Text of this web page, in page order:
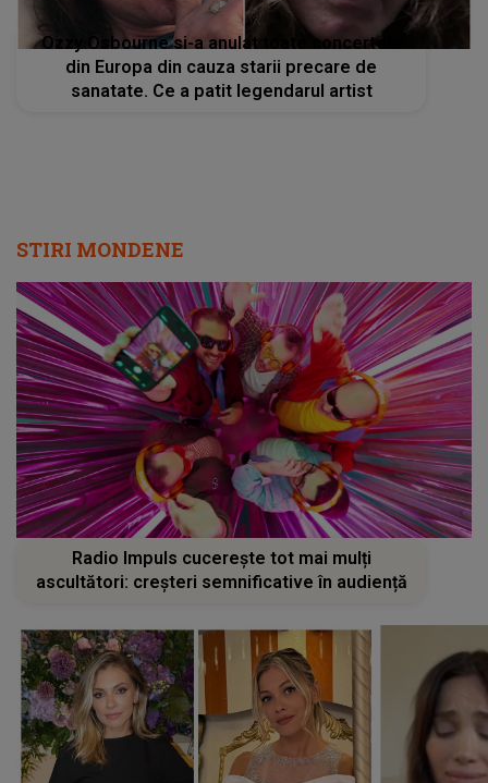
Ozzy Osbourne si-a anulat toate concertele
din Europa din cauza starii precare de
sanatate. Ce a patit legendarul artist
STIRI MONDENE
Radio Impuls cucerește tot mai mulți
ascultători: creșteri semnificative în audiență